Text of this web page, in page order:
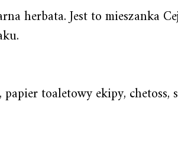
herbata. Jest to mieszanka
toaletowy ekipy,